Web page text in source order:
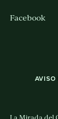
Facebook
AVISO